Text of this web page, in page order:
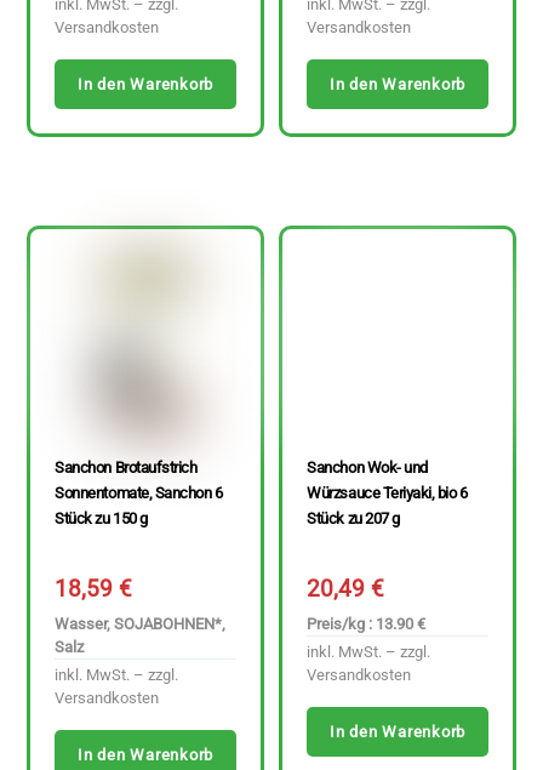
inkl. MwSt. – zzgl.
Versandkosten
In den Warenkorb
inkl. MwSt. – zzgl.
Versandkosten
In den Warenkorb
Sanchon Brotaufstrich
Sonnentomate, Sanchon 6
Stück zu 150 g
18,59€
Wasser, SOJABOHNEN*,
Salz
inkl. MwSt. – zzgl.
Versandkosten
In den Warenkorb
Sanchon Wok- und
Würzsauce Teriyaki, bio 6
Stück zu 207 g
20,49€
Preis/kg : 13.90 €
inkl. MwSt. – zzgl.
Versandkosten
In den Warenkorb